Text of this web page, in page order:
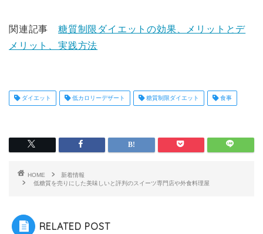
関連記事 糖質制限ダイエットの効果、メリットとデ
メリット、実践方法
ダイエット 低カロリーデザート 糖質制限ダイエット 食事
HOME
新着情報
低糖質を売りにした美味しいと評判のスイーツ専門店や外食料理屋
RELATED POST